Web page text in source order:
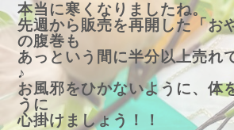
本当に寒くなりましたね。
先週から販売を再開した「お
の腹巻も
あっという間に半分以上売れ
♪
お風邪をひかないように、体
うに
心掛けましょう！！